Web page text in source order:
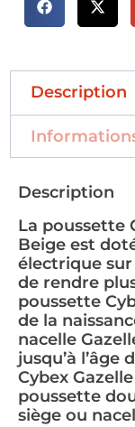
Description
Description
La poussette
Beige est
électrique
de rendre
poussette
de la
nacelle
jusqu’à l’âge
Cybex
poussette
siège ou